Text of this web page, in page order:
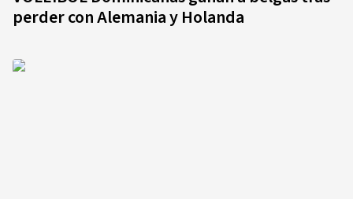
perder con Alemania y Holanda